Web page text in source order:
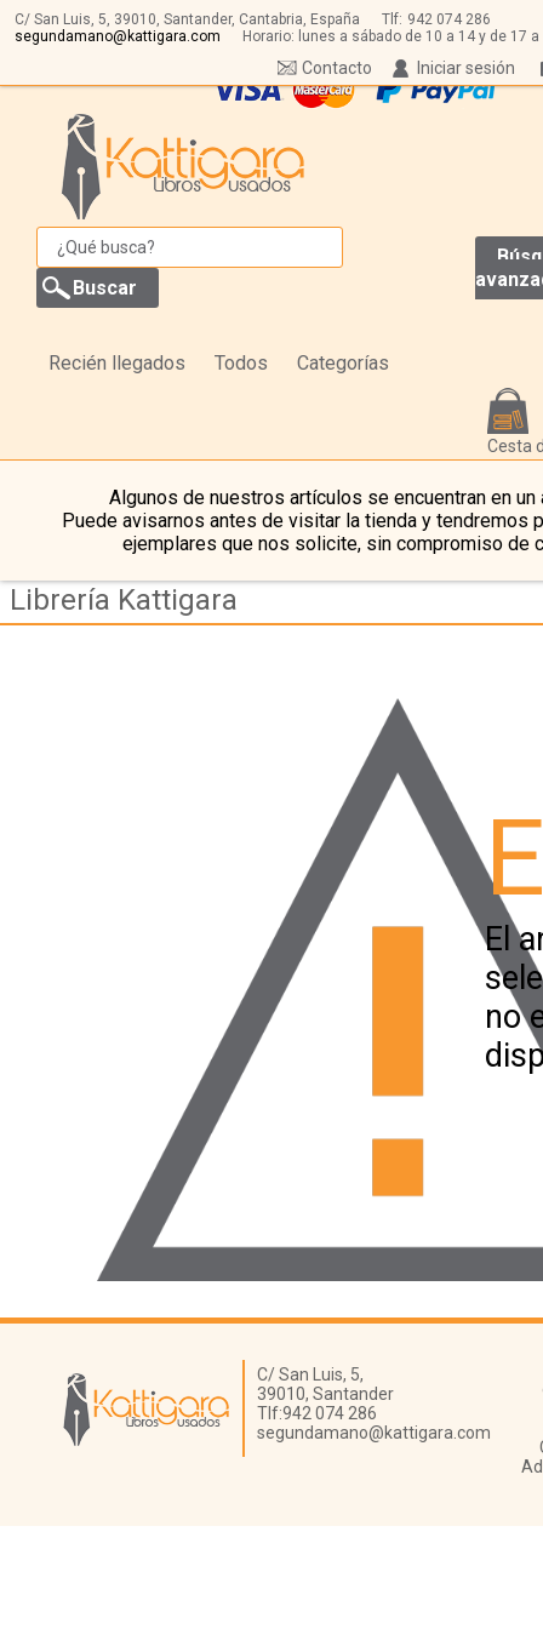
C/ San Luis, 5, 39010, Santander, Cantabria, España Tlf: 942 074 286
segundamano@kattigara.com
Horario: lunes a sábado de 10 a 14 y de 17 a
Iniciar sesión
Contacto
Recién llegados Todos Categorías
Cesta
Algunos de nuestros artículos se encuentran en un
Puede avisarnos antes de visitar la tienda y tendremos
ejemplares que nos solicite, sin compromiso de
Librería Kattigara
El
no
Librería Kattigara
C/ San Luis, 5,
39010, Santander
Tlf:942 074 286
segundamano@kattigara.com